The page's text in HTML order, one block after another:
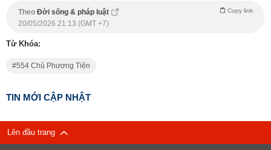
Theo Đời sống & pháp luật Copy link
20/05/2026 21:13 (GMT +7)
Từ Khóa:
554 Chủ Phương Tiện
TIN MỚI CẬP NHẬT
Lên đầu trang